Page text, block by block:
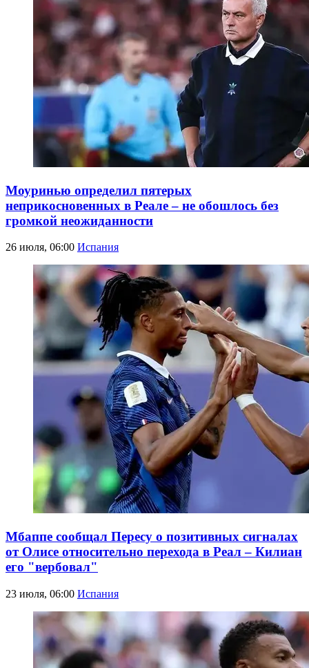
Моуринью определил пятерых
неприкосновенных в Реале – не обошлось без
громкой неожиданности
26 июля, 06:00 Испания
Мбаппе сообщал Пересу о позитивных сигналах
от Олисе относительно перехода в Реал – Килиан
его "вербовал"
23 июля, 06:00 Испания